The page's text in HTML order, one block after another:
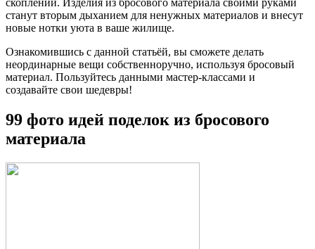
скоплений. Изделия из бросового материала своими руками
станут вторым дыханием для ненужных материалов и внесут
новые нотки уюта в ваше жилище.
Ознакомившись с данной статьёй, вы сможете делать
неординарные вещи собственноручно, используя бросовый
материал. Пользуйтесь данными мастер-классами и
создавайте свои шедевры!
99 фото идей поделок из бросового
материала